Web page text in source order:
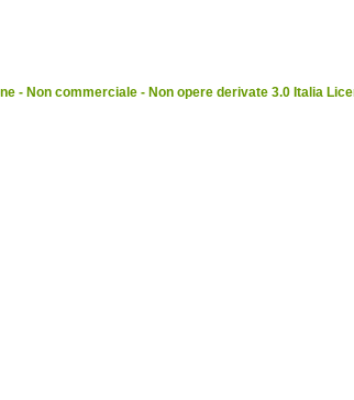
- Non commerciale - Non opere derivate 3.0 Italia